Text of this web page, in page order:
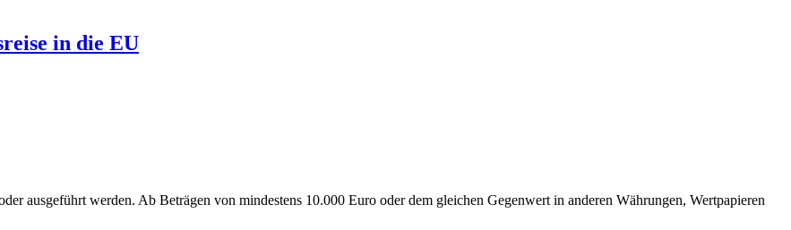
in die EU
ausgeführt werden. Ab Beträgen von mindestens 10.000 Euro oder dem gleichen Gegenwert in anderen Währungen, Wertpapieren